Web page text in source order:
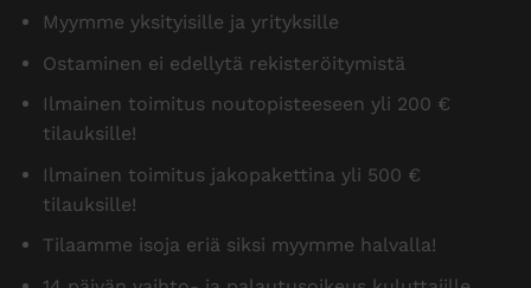
Myymme yksityisille ja yrityksille
Ostaminen ei edellytä rekisteröitymistä
Ilmainen toimitus noutopisteeseen yli 200 €
tilauksille!
Ilmainen toimitus jakopakettina yli 500 €
tilauksille!
Tilaamme isoja eriä siksi myymme halvalla!